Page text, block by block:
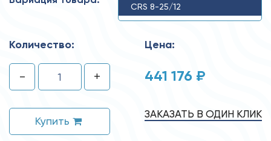
CRS 8-25/12
Количество:
- +
Купить
Цена:
441 176 ₽
ЗАКАЗАТЬ В ОДИН КЛИК